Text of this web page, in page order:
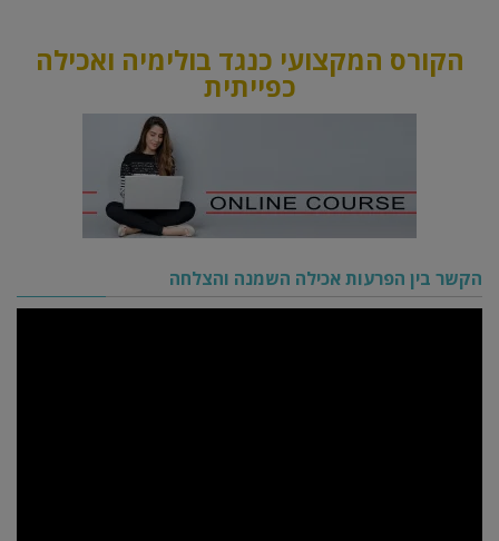
הקורס המקצועי כנגד בולימיה ואכילה
כפייתית
הקשר בין הפרעות אכילה השמנה והצלחה